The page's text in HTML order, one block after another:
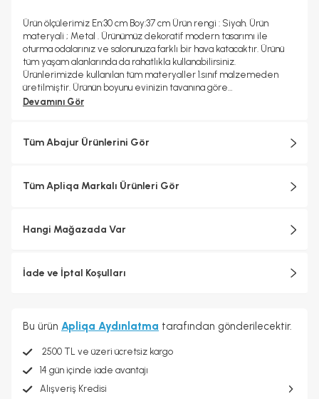
Ürün ölçülerimiz En:30 cm Boy:37 cm Ürün rengi : Siyah. Ürün
materyali ; Metal . Ürünümüz dekoratif modern tasarımı ile
oturma odalarınız ve salonunuza farklı bir hava katacaktır. Ürünü
tüm yaşam alanlarında da rahatlıkla kullanabilirsiniz.
Ürünlerimizde kullanılan tüm materyaller 1.sınıf malzemeden
üretilmiştir. Ürünün boyunu evinizin tavanına göre
ayarlayabilirsiniz. 24 ay garanti kapsamındadır.
Devamını Gör
Tüm Abajur Ürünlerini Gör
Tüm Apliqa Markalı Ürünleri Gör
Hangi Mağazada Var
İade ve İptal Koşulları
Bu ürün Apliqa Aydınlatma tarafından gönderilecektir.
2500 TL ve üzeri ücretsiz kargo
14 gün içinde iade avantajı
Alışveriş Kredisi